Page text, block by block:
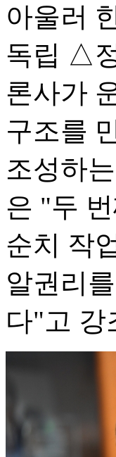
아울러
독립 △
론사가
구조를
조성하
은 "두
순치 작
알권리
다"고 강